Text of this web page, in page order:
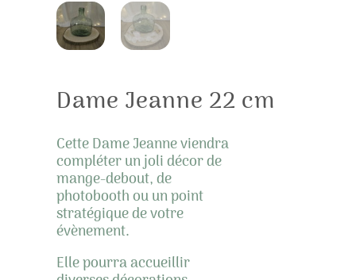
Dame Jeanne 22 cm
Cette Dame Jeanne viendra
compléter un joli décor de
mange-debout, de
photobooth ou un point
stratégique de votre
évènement.
Elle pourra accueillir